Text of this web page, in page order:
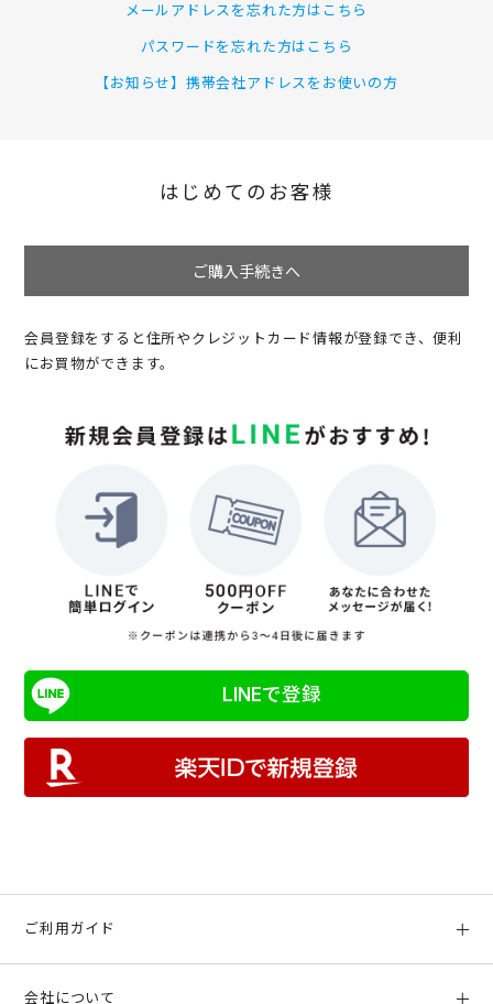
メールアドレスを忘れた方はこちら
パスワードを忘れた方はこちら
【お知らせ】携帯会社アドレスをお使いの方
はじめてのお客様
ご購入手続きへ
会員登録をすると住所やクレジットカード情報が登録でき、便利
にお買物ができます。
LINEで登録
ご利用ガイド
会社について